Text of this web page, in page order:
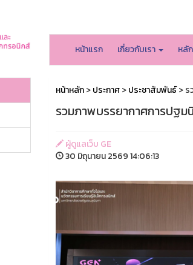
หน้าแรก เกี่ยวกับเรา หลั
หน้าหลัก>ประกาศ>ประชาสัมพันธ์> ร
รวมภาพบรรยากาศการปฐม
ผู้ดูแลเว็บ GE
30 มิถุนายน 2569 14:06:13